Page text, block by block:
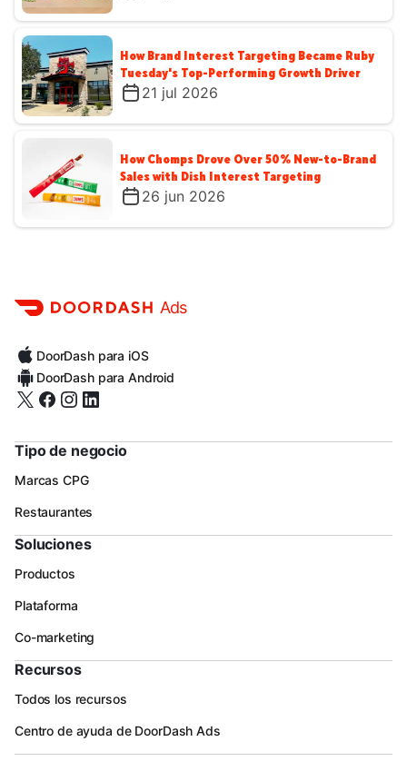
How Brand Interest Targeting Became Ruby
Tuesday's Top-Performing Growth Driver
21 jul 2026
How Chomps Drove Over 50% New-to-Brand
Sales with Dish Interest Targeting
26 jun 2026
Ads
DoorDash para iOS
DoorDash para Android
Tipo de negocio
Marcas CPG
Restaurantes
Soluciones
Productos
Plataforma
Co-marketing
Recursos
Todos los recursos
Centro de ayuda de DoorDash Ads